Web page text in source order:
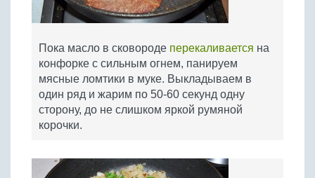
Пока масло в сковороде перекаливается на
конфорке с сильным огнем, панируем
мясные ломтики в муке. Выкладываем в
один ряд и жарим по 50-60 секунд одну
сторону, до не слишком яркой румяной
корочки.